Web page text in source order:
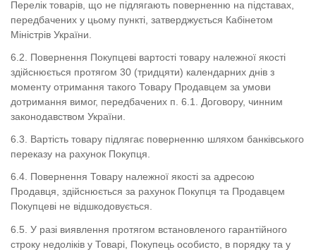
Перелік товарів, що не підлягають поверненню на підставах,
передбачених у цьому пункті, затверджується Кабінетом
Міністрів України.
6.2. Повернення Покупцеві вартості товару належної якості
здійснюється протягом 30 (тридцяти) календарних днів з
моменту отримання такого Товару Продавцем за умови
дотримання вимог, передбачених п. 6.1. Договору, чинним
законодавством України.
6.3. Вартість товару підлягає поверненню шляхом банківського
переказу на рахунок Покупця.
6.4. Повернення Товару належної якості за адресою
Продавця, здійснюється за рахунок Покупця та Продавцем
Покупцеві не відшкодовується.
6.5. У разі виявлення протягом встановленого гарантійного
строку недоліків у Товарі, Покупець особисто, в порядку та у